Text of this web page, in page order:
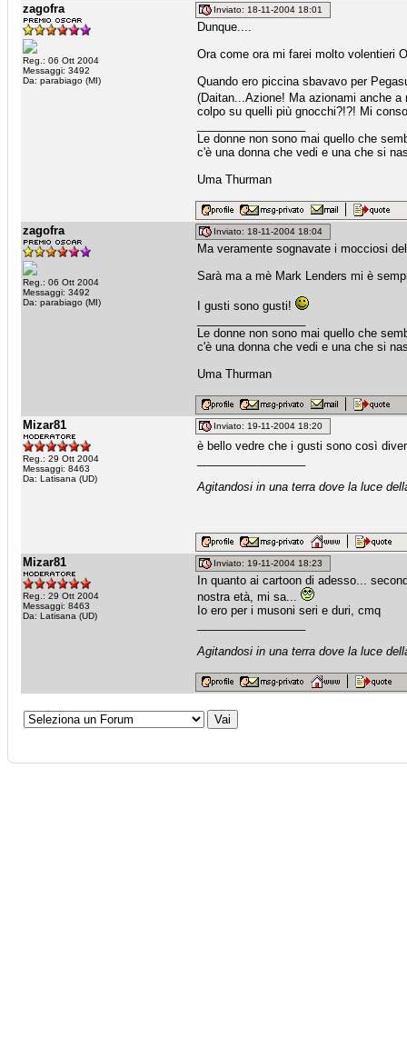
zagofra
Reg.: 06 Ott 2004
Messaggi: 3492
Da: parabiago (MI)
Inviato: 18-11-2004 18:01
Dunque....
Ora come ora mi farei molto volentieri
Quando ero piccina sbavavo per
(Daitan...Azione! Ma azionami anche
colpo su quelli più gnocchi?!?! Mi
Le donne non sono mai quello che
c'è una donna che vedi e una che si
Uma Thurman
zagofra
Reg.: 06 Ott 2004
Messaggi: 3492
Da: parabiago (MI)
Inviato: 18-11-2004 18:04
Ma veramente sognavate i mocciosi
Sarà ma a mè Mark Lenders mi è
I gusti sono gusti!
Le donne non sono mai quello che
c'è una donna che vedi e una che si
Uma Thurman
Mizar81
Reg.: 29 Ott 2004
Messaggi: 8463
Da: Latisana (UD)
Inviato: 19-11-2004 18:20
è bello vedre che i gusti sono così
Agitandosi in una terra dove la luce
Mizar81
Reg.: 29 Ott 2004
Messaggi: 8463
Da: Latisana (UD)
Inviato: 19-11-2004 18:23
In quanto ai cartoon di adesso...
nostra età, mi sa...
Io ero per i musoni seri e duri, cmq
Agitandosi in una terra dove la luce